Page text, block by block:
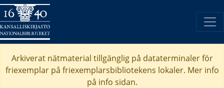
Arkiverat nätmaterial tillgänglig på dataterminaler för
friexemplar på friexemplarsbibliotekens lokaler. Mer info
på info sidan.